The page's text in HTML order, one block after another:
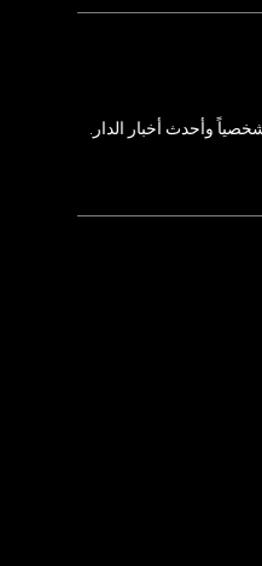
وأحدث أخبار الدار.